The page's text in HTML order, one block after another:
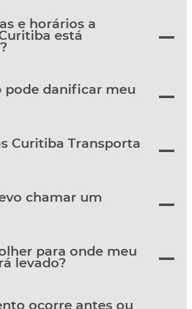
e horários a
está
pode danificar meu
Curitiba Transporta
chamar um
para onde meu
levado?
ocorre antes ou